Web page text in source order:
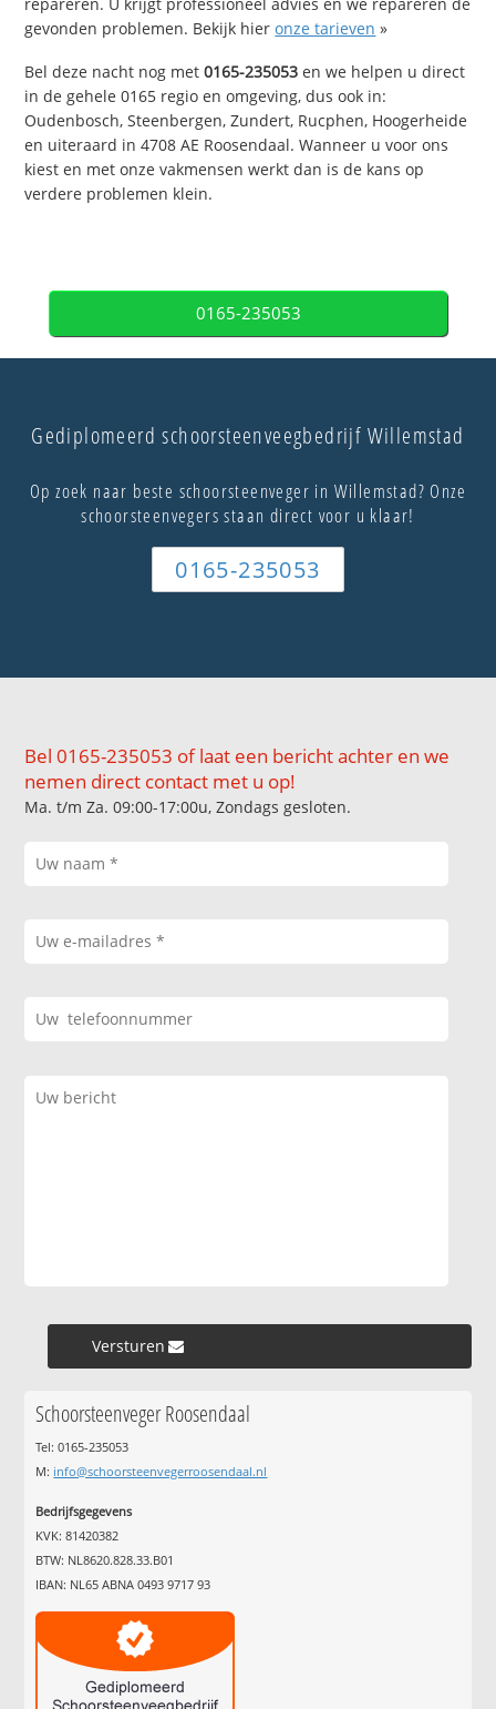
gevonden problemen. Bekijk hieronze tarieven »
Bel deze nacht nog met0165-235053 en we helpen u direct
in de gehele 0165 regio en omgeving, dus ook in:
Oudenbosch, Steenbergen, Zundert, Rucphen, Hoogerheide
en uiteraard in 4708 AE Roosendaal. Wanneer u voor ons
kiest en met onze vakmensen werkt dan is de kans op
verdere problemen klein.
0165-235053
Gediplomeerd schoorsteenveegbedrijf Willemstad
Op zoek naar beste schoorsteenveger in Willemstad? Onze
schoorsteenvegers staan direct voor u klaar!
0165-235053
Bel 0165-235053 of laat een bericht achter en we
nemen direct contact met u op!
Ma. t/m Za. 09:00-17:00u, Zondags gesloten.
Versturen »
Schoorsteenveger Roosendaal
Tel: 0165-235053
M: info@schoorsteenvegerroosendaal.nl
Bedrijfsgegevens
KVK: 81420382
BTW: NL8620.828.33.B01
IBAN: NL65 ABNA 0493 9717 93